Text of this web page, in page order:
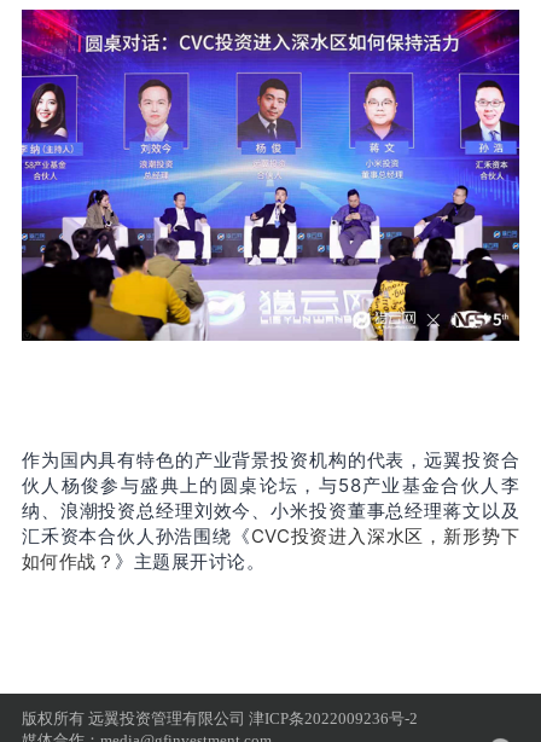
作为国内具有特色的产业背景投资机构的代表，远翼投资合
伙人杨俊参与盛典上的圆桌论坛，与58产业基金合伙人李
纳、浪潮投资总经理刘效今、小米投资董事总经理蒋文以及
汇禾资本合伙人孙浩围绕《CVC投资进入深水区，新形势下
如何作战？ 》主题展开讨论。
版权所有 远翼投资管理有限公司 津ICP条2022009236号-2